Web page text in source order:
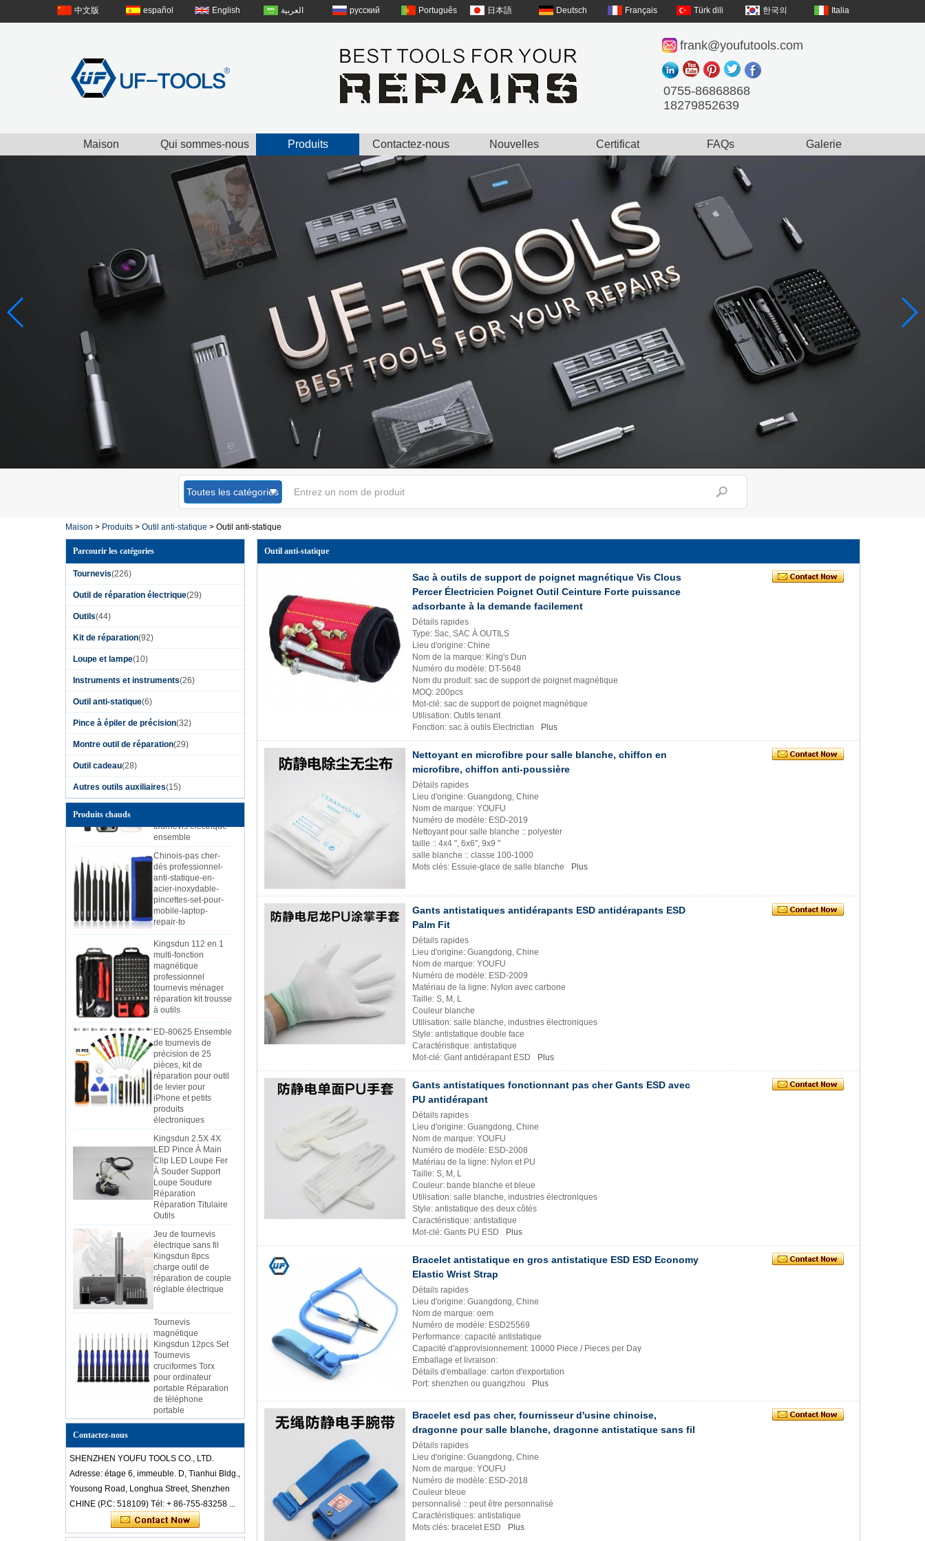
中文版 español English العربية русский Português 日本語 Deutsch Français Türk dili 한국의 Italia
frank@youfutools.com
0755-86868868
18279852639
Maison Qui sommes-nous Produits Contactez-nous Nouvelles Certificat FAQs Galerie
Toutes les catégories
Maison > Produits> Outil anti-statique > Outil anti-statique
Parcourir les catégories
Tournevis(226)
Outil de réparation électrique(29)
Outils(44)
Kit de réparation(92)
Loupe et lampe(10)
Instruments et instruments(26)
Outil anti-statique(6)
Pince à épiler de précision(32)
Montre outil de réparation(29)
Outil cadeau(28)
Autres outils auxiliaires(15)
Produits chauds
Tournevis
cruciformes Torx
de téléphone
Kingsdun 2019
caméra outil de
réparation batterie
au lithium charge
ensemble
Chinois-pas cher-
dés professionnel-
anti-statique-en-
acier-inoxydable-
pincettes-set-pour-
mobile-laptop-
repair-to
Kingsdun 112 en 1
multi-fonction
magnétique
professionnel
tournevis ménager
réparation kit trousse
à outils
ED-80625 Ensemble
de tournevis de
précision de 25
pièces, kit de
réparation pour outil
de levier pour
iPhone et petits
produits
électroniques
Kingsdun 2.5X 4X
LED Pince À Main
Clip LED Loupe Fer
À Souder Support
Loupe Soudure
Réparation
Réparation Titulaire
Outils
Jeu de tournevis
électrique sans fil
Kingsdun 8pcs
charge outil de
réparation de couple
réglable électrique
Tournevis
magnétique
Kingsdun 12pcs Set
Tournevis
cruciformes Torx
pour ordinateur
portable Réparation
de téléphone
portable
Kingsdun 2019
réparation batterie
au lithium charge
tournevis électrique
ensemble
Chinois-pas cher-
dés professionnel-
anti-statique-en-
Contactez-nous
SHENZHEN YOUFU TOOLS CO., LTD.
Adresse: étage 6, immeuble. D, Tianhui Bldg.,
Yousong Road, Longhua Street, Shenzhen
CHINE (P.C: 518109) Tél: + 86-755-83258 ...
Outil anti-statique
Sac à outils de support de poignet magnétique Vis Clous
Percer Électricien Poignet Outil Ceinture Forte puissance
adsorbante à la demande facilement
Détails rapides
Type: Sac, SAC À OUTILS
Lieu d'origine: Chine
Nom de la marque: King's Dun
Numéro du modèle: DT-5648
Nom du produit: sac de support de poignet magnétique
MOQ: 200pcs
Mot-clé: sac de support de poignet magnétique
Utilisation: Outils tenant
Fonction: sac à outils Electrictian
Plus
Nettoyant en microfibre pour salle blanche, chiffon en
microfibre, chiffon anti-poussière
Détails rapides
Lieu d'origine: Guangdong, Chine
Nom de marque: YOUFU
Numéro de modèle: ESD-2019
Nettoyant pour salle blanche :: polyester
taille :: 4x4 ", 6x6", 9x9 "
salle blanche :: classe 100-1000
Mots clés: Essuie-glace de salle blanche
Plus
Gants antistatiques antidérapants ESD antidérapants ESD
Palm Fit
Détails rapides
Lieu d'origine: Guangdong, Chine
Nom de marque: YOUFU
Numéro de modèle: ESD-2009
Matériau de la ligne: Nylon avec carbone
Taille: S, M, L
Couleur blanche
Utilisation: salle blanche, industries électroniques
Style: antistatique double face
Caractéristique: antistatique
Mot-clé: Gant antidérapant ESD
Plus
Gants antistatiques fonctionnant pas cher Gants ESD avec
PU antidérapant
Détails rapides
Lieu d'origine: Guangdong, Chine
Nom de marque: YOUFU
Numéro de modèle: ESD-2008
Matériau de la ligne: Nylon et PU
Taille: S, M, L
Couleur: bande blanche et bleue
Utilisation: salle blanche, industries électroniques
Style: antistatique des deux côtés
Caractéristique: antistatique
Mot-clé: Gants PU ESD
Plus
Bracelet antistatique en gros antistatique ESD ESD Economy
Elastic Wrist Strap
Détails rapides
Lieu d'origine: Guangdong, Chine
Nom de marque: oem
Numéro de modèle: ESD25569
Performance: capacité antistatique
Capacité d'approvisionnement: 10000 Piece / Pieces per Day
Emballage et livraison:
Détails d'emballage: carton d'exportation
Port: shenzhen ou guangzhou
Plus
Bracelet esd pas cher, fournisseur d'usine chinoise,
dragonne pour salle blanche, dragonne antistatique sans fil
Détails rapides
Lieu d'origine: Guangdong, Chine
Nom de marque: YOUFU
Numéro de modèle: ESD-2018
Couleur bleue
personnalisé :: peut être personnalisé
Caractéristiques: antistatique
Mots clés: bracelet ESD
Plus